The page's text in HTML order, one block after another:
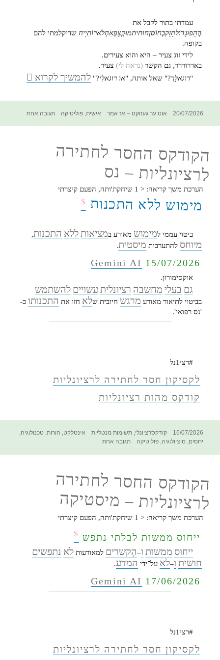
עמדתי בתור לקבל את
הֶהָפוּגָדוֹלחָזָקבְּחוֹסזְחוּחיתמוּקְצָפְאַחְלֹארוֹתֵיָיח שדיקלמתי להם
בקופה.
לידי זוג צעיר – היא והוא צעירים.
באררוררר, גם הקשר(נראה לי) צעיר.
"רוגאלָך?" שאל אותה, "או רוגאלִי?"להמשיך לקרוא
פורסם
20/07/2026 קטגוריות
אוט ער געזוקט – אז אמר תגיות
אישית ,פוליטיקה תגובה אחתעל
הקודקס החסר לחתירה
לרציונליות – נס
הערכת משך קריאה: < 1 שיחקת'ותה, הפעם קיצרתי
מימוש ללא התכנות $
ביטוי עממי למימוש מאורע במציאות ללא התכנות,
מיוחס להתערבות מיסטית.
Gemini AI 15/07/2026
אוקסימורון.
גם בעלי מחשבה רציונלית עשויים להשתמש
בביטוי לתיאור מאורע מרגש חיובית שלא חזו את התכנותו כ-
'נס רפואי'.
#רצי1נל
לקסיקון חסר לחתירה לרציונליות
קודקס מהות רציונליות
פורסם
בתאריך
16/07/2026 קטגוריות
קודקסרציונלי,תשומות מנטליות תגיות
אינטלקט, הורות, טכנולוגיה,
יחסים,סוציולוגיה,פוליטיקה תגובה אחתעל
לרציונליות
–
נס
הקודקס החסר לחתירה
לרציונליות – מיסטיקה
הערכת משך קריאה: < 1 שיחקת'ותה, הפעם קיצרתי
ייחוס ממשות לבלתי נתפש $
ייחוס ממשות ו–הֶקשרים למאורעותלא נתפשים
חושית ו–לא על־ידי המדע.
Gemini AI 17/06/2026
#רצי1נל
לקסיקון חסר לחתירה לרציונליות